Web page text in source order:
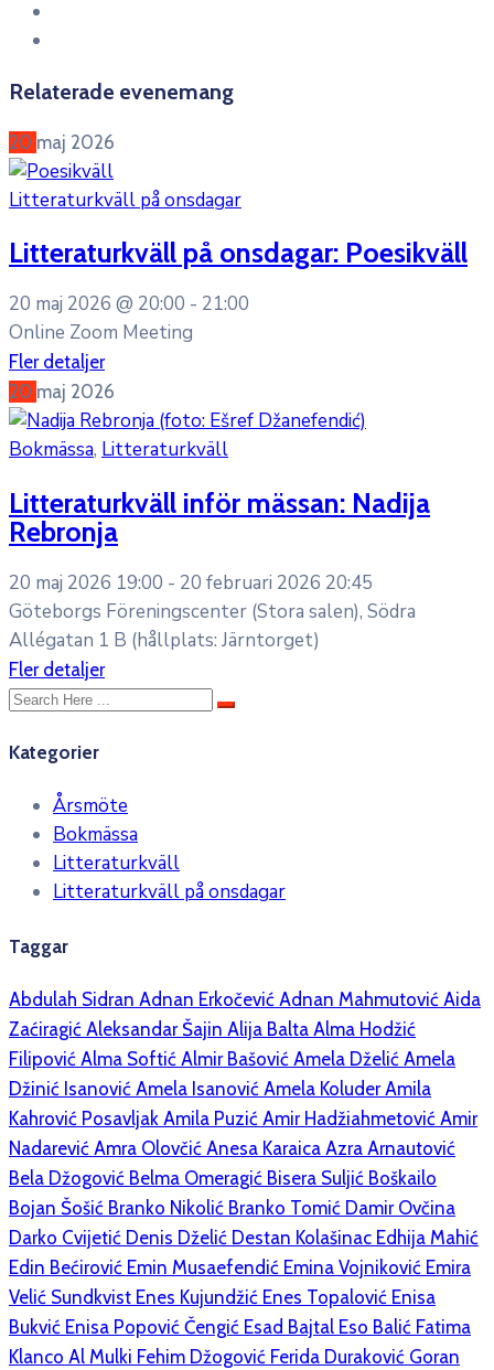
Relaterade evenemang
20 maj 2026
Litteraturkväll på onsdagar
Litteraturkväll på onsdagar: Poesikväll
20 maj 2026 @ 20:00 - 21:00
Online Zoom Meeting
Fler detaljer
20 maj 2026
Bokmässa, Litteraturkväll
Litteraturkväll inför mässan: Nadija
Rebronja
20 maj 2026 19:00 - 20 februari 2026 20:45
Göteborgs Föreningscenter (Stora salen), Södra
Allégatan 1 B (hållplats: Järntorget)
Fler detaljer
Kategorier
Årsmöte
Bokmässa
Litteraturkväll
Litteraturkväll på onsdagar
Taggar
Abdulah Sidran Adnan Erkočević Adnan Mahmutović Aida
Zaćiragić Aleksandar Šajin Alija Balta Alma Hodžić
Filipović Alma Softić Almir Bašović Amela Dželić Amela
Džinić Isanović Amela Isanović Amela KoluderAmila
Kahrović Posavljak Amila Puzić Amir Hadžiahmetović Amir
Nadarević Amra Olovčić Anesa Karaica Azra Arnautović
Bela Džogović Belma Omeragić Bisera Suljić Boškailo
Bojan Šošić Branko Nikolić Branko Tomić Damir Ovčina
Darko Cvijetić Denis Dželić Destan Kolašinac Edhija Mahić
Edin Bećirović Emin Musaefendić Emina Vojniković Emira
Velić Sundkvist Enes Kujundžić Enes Topalović Enisa
Bukvić Enisa Popović Čengić Esad Bajtal Eso Balić Fatima
Klanco Al Mulki Fehim Džogović Ferida Duraković Goran